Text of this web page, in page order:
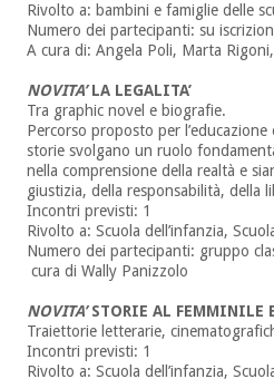
Rivolto a: bambini e famiglie delle
Numero dei partecipanti: su
A cura di: Angela Poli, Marta
NOVITA’LA LEGALITA’
Tra graphic novel e biografie.
Percorso proposto per
storie svolgano un ruolo
nella comprensione della realtà e
giustizia, della responsabilità, della
Incontri previsti: 1
Rivolto a: Scuola dell’infanzia,
Numero dei partecipanti: gruppo
cura di Wally Panizzolo
NOVITA’STORIE AL
Traiettorie letterarie,
Incontri previsti: 1
Rivolto a: Scuola dell’infanzia,